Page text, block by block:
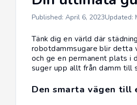
Published: April 6, 2023Updated:
Tänk dig en värld där
robotdammsugare blir detta
och ge en permanent plats i
suger upp allt från damm till
Den smarta vägen till